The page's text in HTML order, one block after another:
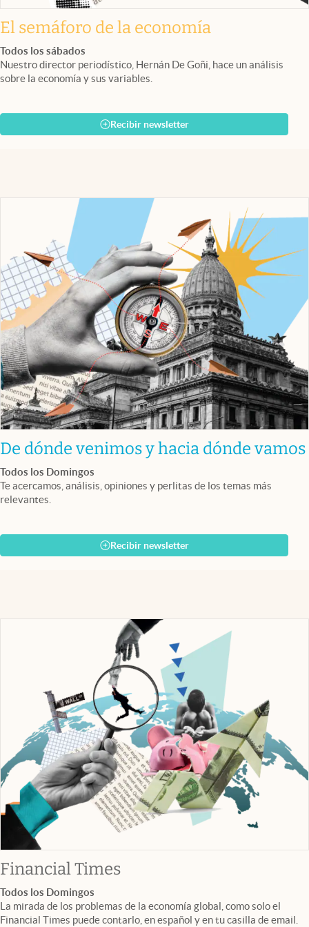
El semáforo de la economía
Todos los sábados
Nuestro director periodístico, Hernán De Goñi, hace un análisis
sobre la economía y sus variables.
Recibir newsletter
De dónde venimos y hacia dónde vamos
Todos los Domingos
Te acercamos, análisis, opiniones y perlitas de los temas más
relevantes.
Recibir newsletter
Financial Timesabre en nueva pestaña
Todos los Domingos
La mirada de los problemas de la economía global, como solo el
Financial Times puede contarlo, en español y en tu casilla de email.